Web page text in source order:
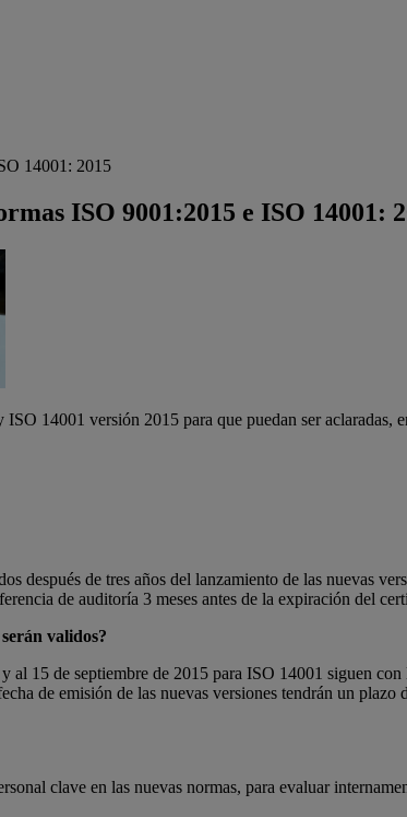
14001: 2015
ISO 9001:2015 e ISO 14001:
14001 versión 2015 para que puedan ser aclaradas,
después de tres años del lanzamiento de las nuevas
de auditoría 3 meses antes de la expiración del
validos?
15 de septiembre de 2015 para ISO 14001 siguen
de emisión de las nuevas versiones tendrán un
clave en las nuevas normas, para evaluar